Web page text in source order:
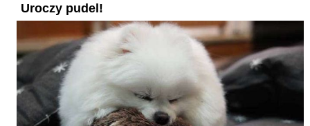
Uroczy pudel!